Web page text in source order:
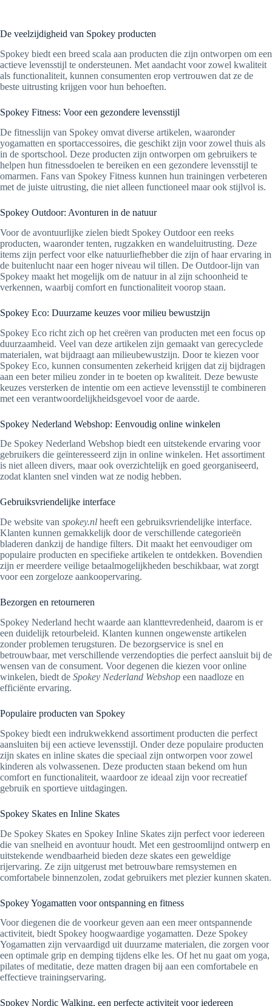
De veelzijdigheid van Spokey producten
Spokey biedt een breed scala aan producten die zijn ontworpen om een
actieve levensstijl te ondersteunen. Met aandacht voor zowel kwaliteit
als functionaliteit, kunnen consumenten erop vertrouwen dat ze de
beste uitrusting krijgen voor hun behoeften.
Spokey Fitness: Voor een gezondere levensstijl
De fitnesslijn van Spokey omvat diverse artikelen, waaronder
yogamatten en sportaccessoires, die geschikt zijn voor zowel thuis als
in de sportschool. Deze producten zijn ontworpen om gebruikers te
helpen hun fitnessdoelen te bereiken en een gezondere levensstijl te
omarmen. Fans van Spokey Fitness kunnen hun trainingen verbeteren
met de juiste uitrusting, die niet alleen functioneel maar ook stijlvol is.
Spokey Outdoor: Avonturen in de natuur
Voor de avontuurlijke zielen biedt Spokey Outdoor een reeks
producten, waaronder tenten, rugzakken en wandeluitrusting. Deze
items zijn perfect voor elke natuurliefhebber die zijn of haar ervaring in
de buitenlucht naar een hoger niveau wil tillen. De Outdoor-lijn van
Spokey maakt het mogelijk om de natuur in al zijn schoonheid te
verkennen, waarbij comfort en functionaliteit voorop staan.
Spokey Eco: Duurzame keuzes voor milieu bewustzijn
Spokey Eco richt zich op het creëren van producten met een focus op
duurzaamheid. Veel van deze artikelen zijn gemaakt van gerecyclede
materialen, wat bijdraagt aan milieubewustzijn. Door te kiezen voor
Spokey Eco, kunnen consumenten zekerheid krijgen dat zij bijdragen
aan een beter milieu zonder in te boeten op kwaliteit. Deze bewuste
keuzes versterken de intentie om een actieve levensstijl te combineren
met een verantwoordelijkheidsgevoel voor de aarde.
Spokey Nederland Webshop: Eenvoudig online winkelen
De Spokey Nederland Webshop biedt een uitstekende ervaring voor
gebruikers die geïnteresseerd zijn in online winkelen. Het assortiment
is niet alleen divers, maar ook overzichtelijk en goed georganiseerd,
zodat klanten snel vinden wat ze nodig hebben.
Gebruiksvriendelijke interface
De website van spokey.nl heeft een gebruiksvriendelijke interface.
Klanten kunnen gemakkelijk door de verschillende categorieën
bladeren dankzij de handige filters. Dit maakt het eenvoudiger om
populaire producten en specifieke artikelen te ontdekken. Bovendien
zijn er meerdere veilige betaalmogelijkheden beschikbaar, wat zorgt
voor een zorgeloze aankoopervaring.
Bezorgen en retourneren
Spokey Nederland hecht waarde aan klanttevredenheid, daarom is er
een duidelijk retourbeleid. Klanten kunnen ongewenste artikelen
zonder problemen terugsturen. De bezorgservice is snel en
betrouwbaar, met verschillende verzendopties die perfect aansluit bij de
wensen van de consument. Voor degenen die kiezen voor online
winkelen, biedt de Spokey Nederland Webshop een naadloze en
efficiënte ervaring.
Populaire producten van Spokey
Spokey biedt een indrukwekkend assortiment producten die perfect
aansluiten bij een actieve levensstijl. Onder deze populaire producten
zijn skates en inline skates die speciaal zijn ontworpen voor zowel
kinderen als volwassenen. Deze producten staan bekend om hun
comfort en functionaliteit, waardoor ze ideaal zijn voor recreatief
gebruik en sportieve uitdagingen.
Spokey Skates en Inline Skates
De Spokey Skates en Spokey Inline Skates zijn perfect voor iedereen
die van snelheid en avontuur houdt. Met een gestroomlijnd ontwerp en
uitstekende wendbaarheid bieden deze skates een geweldige
rijervaring. Ze zijn uitgerust met betrouwbare remsystemen en
comfortabele binnenzolen, zodat gebruikers met plezier kunnen skaten.
Spokey Yogamatten voor ontspanning en fitness
Voor diegenen die de voorkeur geven aan een meer ontspannende
activiteit, biedt Spokey hoogwaardige yogamatten. Deze Spokey
Yogamatten zijn vervaardigd uit duurzame materialen, die zorgen voor
een optimale grip en demping tijdens elke les. Of het nu gaat om yoga,
pilates of meditatie, deze matten dragen bij aan een comfortabele en
effectieve trainingservaring.
Spokey Nordic Walking, een perfecte activiteit voor iedereen